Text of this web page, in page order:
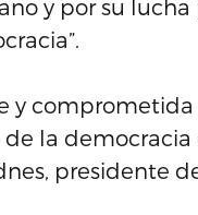
y por su
y
la
presidente